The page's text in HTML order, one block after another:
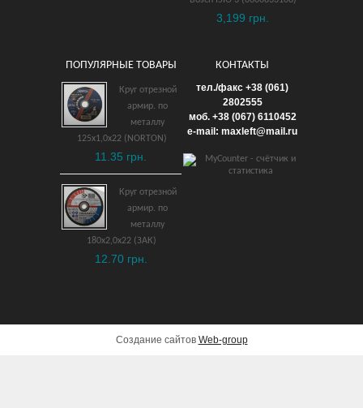
Прямая шлифмашина
MAKITA GD0601
2,409 грн.
ДОБАВИТЬ В КОРЗИНУ
3,199 грн.
ПОПУЛЯРНЫЕ ТОВАРЫ
Круг отрезной
армир. по
металлу
125х1,0х22 (NORTON)
11.35 грн.
Круг отрезной
армир. по
металлу
180х2,0х22 (ЗАК)
12.70 грн.
КОНТАКТЫ
тел./факс +38 (061)
2802555
моб. +38 (067) 6110452
e-mail: maxleft@mail.ru
Создание сайтов Web-group